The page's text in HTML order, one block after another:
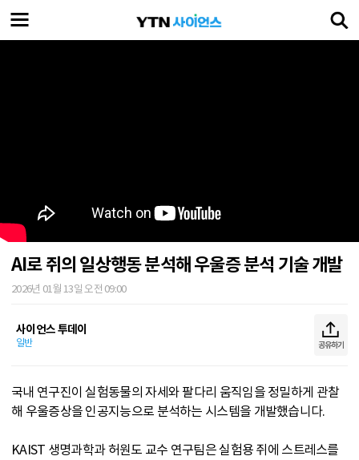
AI로 쥐의 일상행동 분석해 우울증 분석 기술 개발
2026년 01월 13일 오전 09:00
사이언스 투데이
일반 공유하기
국내 연구진이 실험동물의 자세와 팔다리 움직임을 정밀하게 관찰
해 우울증상을 인공지능으로 분석하는 시스템을 개발했습니다.
KAIST 생명과학과 허원도 교수 연구팀은 실험용 쥐에 스트레스를